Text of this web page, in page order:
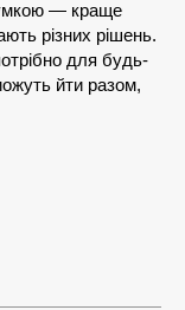
— краще
різних рішень.
для будь-
йти разом,